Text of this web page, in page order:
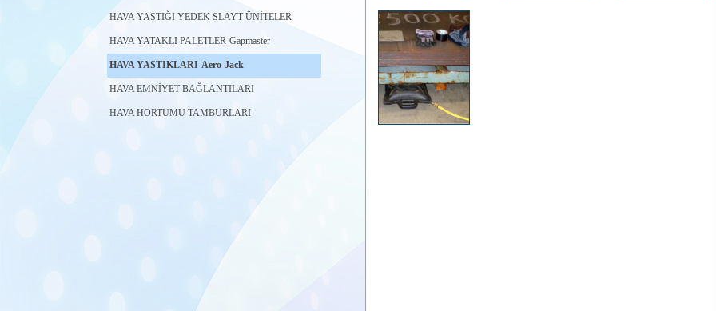
HAVA YASTIĞI YEDEK SLAYT ÜNİTELER
HAVA YATAKLI PALETLER-Gapmaster
HAVA YASTIKLARI-Aero-Jack
HAVA EMNİYET BAĞLANTILARI
HAVA HORTUMU TAMBURLARI